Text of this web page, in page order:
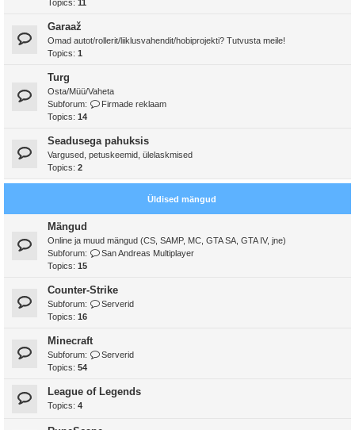
Topics: 11
Garaaž
Omad autot/rollerit/liiklusvahendit/hobiprojekti? Tutvusta meile!
Topics: 1
Turg
Osta/Müü/Vaheta
Subforum:
Firmade reklaam
Topics: 14
Seadusega pahuksis
Vargused, petuskeemid, ülelaskmised
Topics: 2
Üldised mängud
Mängud
Online ja muud mängud (CS, SAMP, MC, GTA SA, GTA IV, jne)
Subforum:
San Andreas Multiplayer
Topics: 15
Counter-Strike
Subforum:
Serverid
Topics: 16
Minecraft
Subforum:
Serverid
Topics: 54
League of Legends
Topics: 4